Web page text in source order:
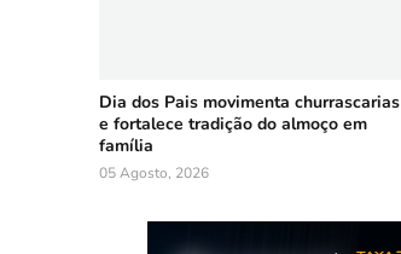
Dia dos Pais movimenta churrascarias
e fortalece tradição do almoço em
família
05 Agosto, 2026